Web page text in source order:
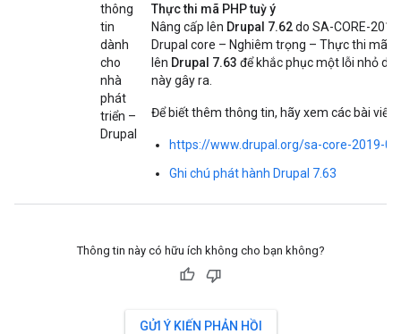
thông
tin
dành
cho
nhà
phát
triển –
Drupal
Thực thi mã PHP tuỳ ý
Nâng cấp lên Drupal 7.62do SA-CORE-
Drupal core – Nghiêm trọng – Thực thi mã
lên Drupal 7.63 để khắc phục một lỗi nhỏ do
này gây ra.
Để biết thêm thông tin, hãy xem các bài viết
https://www.drupal.org/sa-core-2019-
Ghi chú phát hành Drupal 7.63
Thông tin này có hữu ích không cho bạn không?
GỬI Ý KIẾN PHẢN HỒI